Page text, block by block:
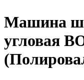
Машина
угловая